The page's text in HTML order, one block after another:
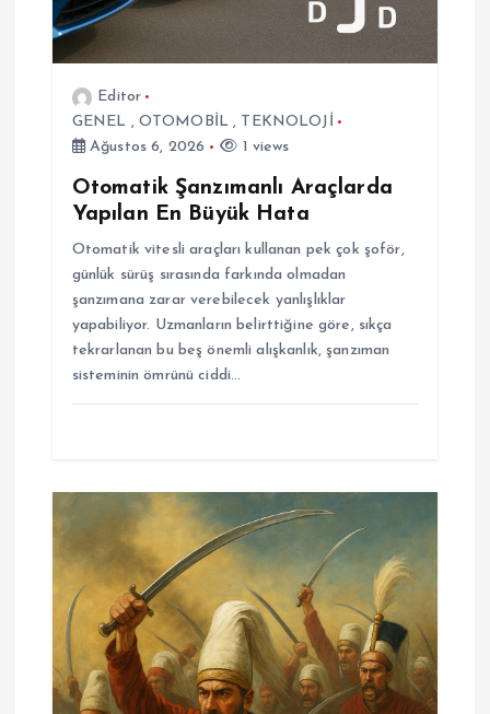
Editor
GENEL , OTOMOBİL , TEKNOLOJİ
Ağustos 6, 2026
1 views
Otomatik Şanzımanlı Araçlarda
Yapılan En Büyük Hata
Otomatik vitesli araçları kullanan pek çok şoför,
günlük sürüş sırasında farkında olmadan
şanzımana zarar verebilecek yanlışlıklar
yapabiliyor. Uzmanların belirttiğine göre, sıkça
tekrarlanan bu beş önemli alışkanlık, şanzıman
sisteminin ömrünü ciddi…